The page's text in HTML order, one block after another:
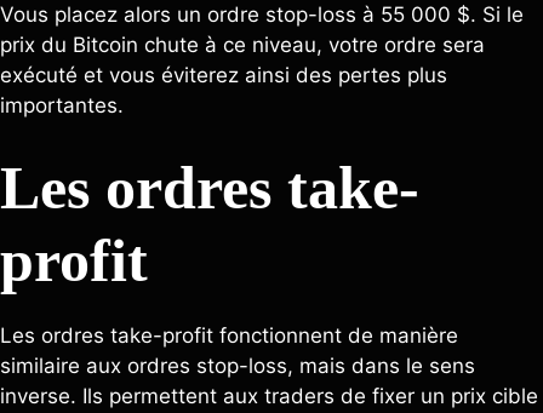
Vous placez alors un ordre stop-loss à 55 000 $. Si le
prix du Bitcoin chute à ce niveau, votre ordre sera
exécuté et vous éviterez ainsi des pertes plus
importantes.
Les ordres take-
profit
Les ordres take-profit fonctionnent de manière
similaire aux ordres stop-loss, mais dans le sens
inverse. Ils permettent aux traders de fixer un prix cible